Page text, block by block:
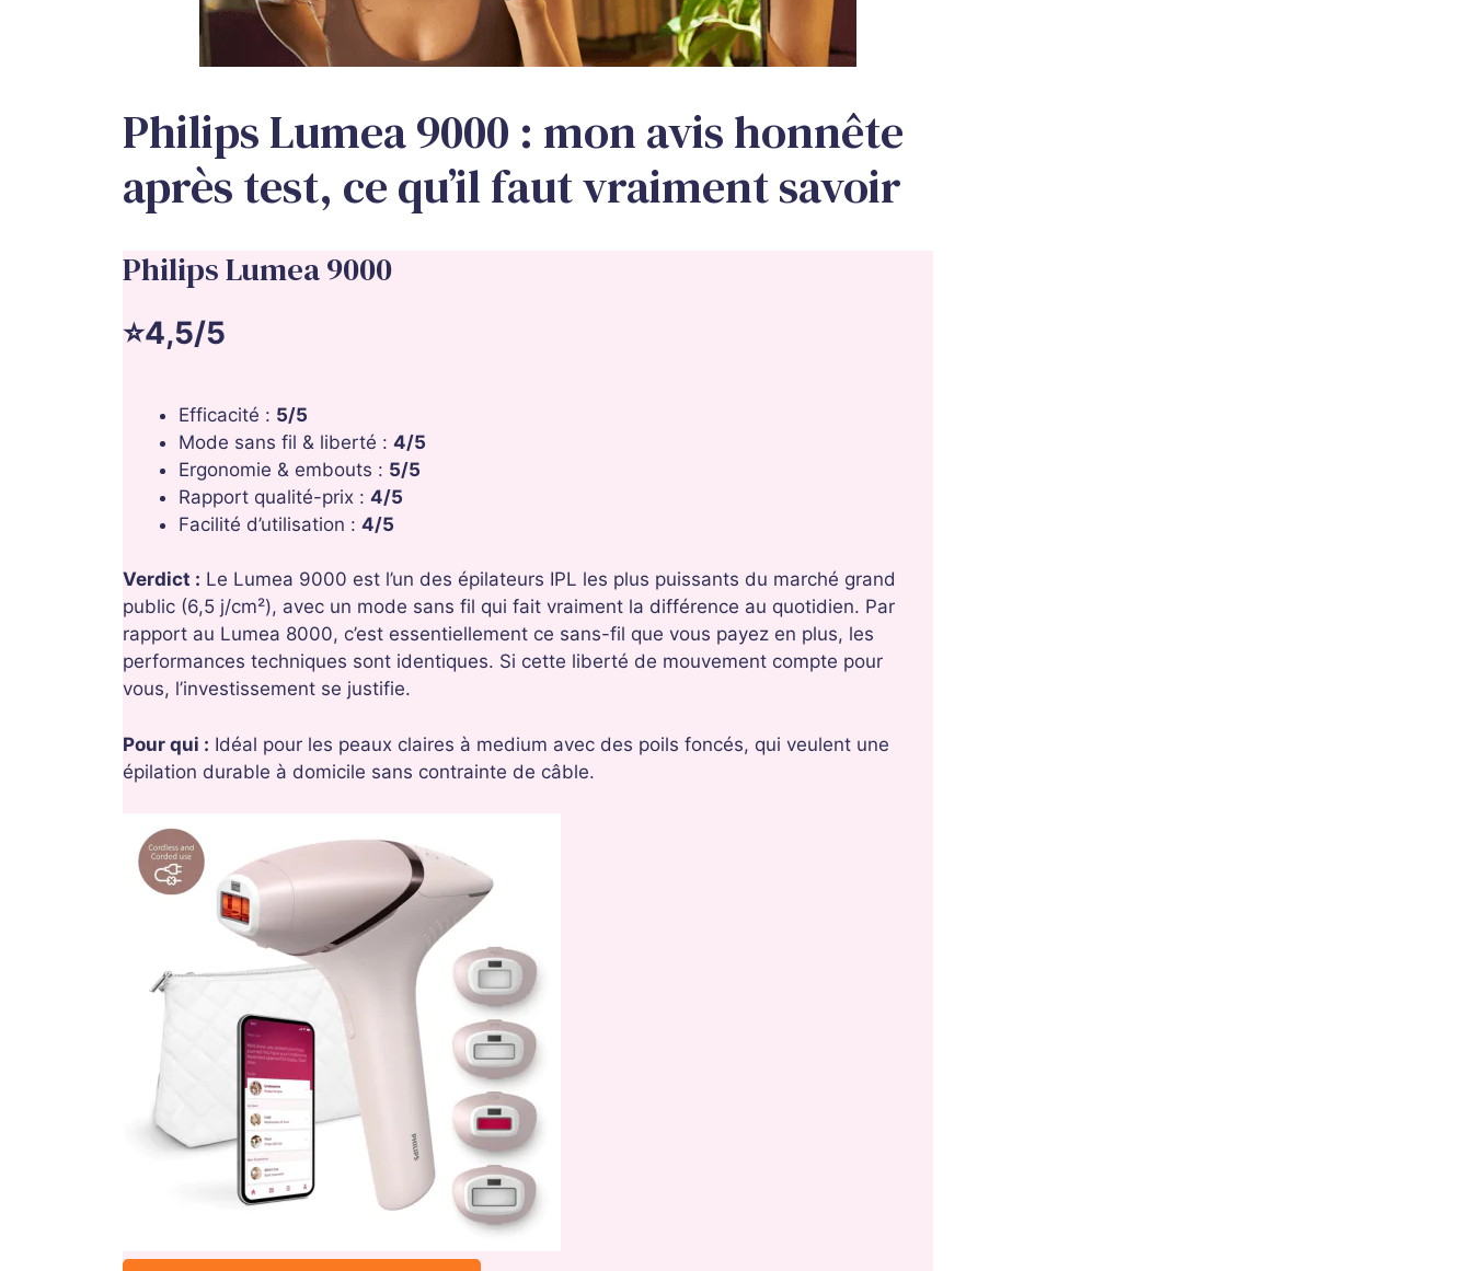
Philips Lumea 9000 : mon avis honnête
après test, ce qu’il faut vraiment savoir
Philips Lumea 9000
⭐4,5/5
Efficacité : 5/5
Mode sans fil & liberté : 4/5
Ergonomie & embouts : 5/5
Rapport qualité-prix : 4/5
Facilité d’utilisation : 4/5
Verdict : Le Lumea 9000 est l’un des épilateurs IPL les plus puissants du marché grand
public (6,5 j/cm²), avec un mode sans fil qui fait vraiment la différence au quotidien. Par
rapport au Lumea 8000, c’est essentiellement ce sans-fil que vous payez en plus, les
performances techniques sont identiques. Si cette liberté de mouvement compte pour
vous, l’investissement se justifie.
Pour qui : Idéal pour les peaux claires à medium avec des poils foncés, qui veulent une
épilation durable à domicile sans contrainte de câble.